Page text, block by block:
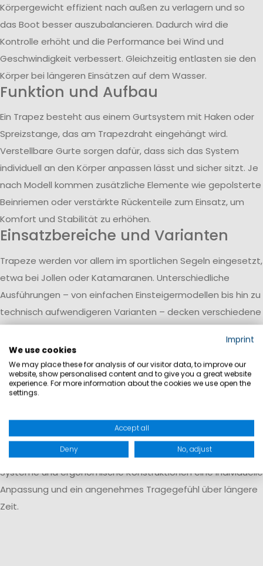
Körpergewicht effizient nach außen zu verlagern und so
das Boot besser auszubalancieren. Dadurch wird die
Kontrolle erhöht und die Performance bei Wind und
Geschwindigkeit verbessert. Gleichzeitig entlasten sie den
Körper bei längeren Einsätzen auf dem Wasser.
Funktion und Aufbau
Ein Trapez besteht aus einem Gurtsystem mit Haken oder
Spreizstange, das am Trapezdraht eingehängt wird.
Verstellbare Gurte sorgen dafür, dass sich das System
individuell an den Körper anpassen lässt und sicher sitzt. Je
nach Modell kommen zusätzliche Elemente wie gepolsterte
Beinriemen oder verstärkte Rückenteile zum Einsatz, um
Komfort und Stabilität zu erhöhen.
Einsatzbereiche und Varianten
Trapeze werden vor allem im sportlichen Segeln eingesetzt,
etwa bei Jollen oder Katamaranen. Unterschiedliche
Ausführungen – von einfachen Einsteigermodellen bis hin zu
technisch aufwendigeren Varianten – decken verschiedene
Anforderungen ab. Leichtere Modelle bieten grundlegende
Funktionalität, während komplexere Systeme zusätzlichen
Halt und Unterstützung bei intensiver Nutzung bieten.
Materialien und Tragekomfort
Materialien wie Polyester mit zusätzlichen Verstärkungen
aus Nylon. Diese sorgen für Langlebigkeit und Stabilität auch
bei hoher Belastung. Gleichzeitig ermöglichen verstellbare
Systeme und ergonomische Konstruktionen eine individuelle
Anpassung und ein angenehmes Tragegefühl über längere
Zeit.
Imprint
We use cookies
We may place these for analysis of our visitor data, to improve our
website, show personalised content and to give you a great website
experience. For more information about the cookies we use open the
settings.
Accept all
Deny No, adjust